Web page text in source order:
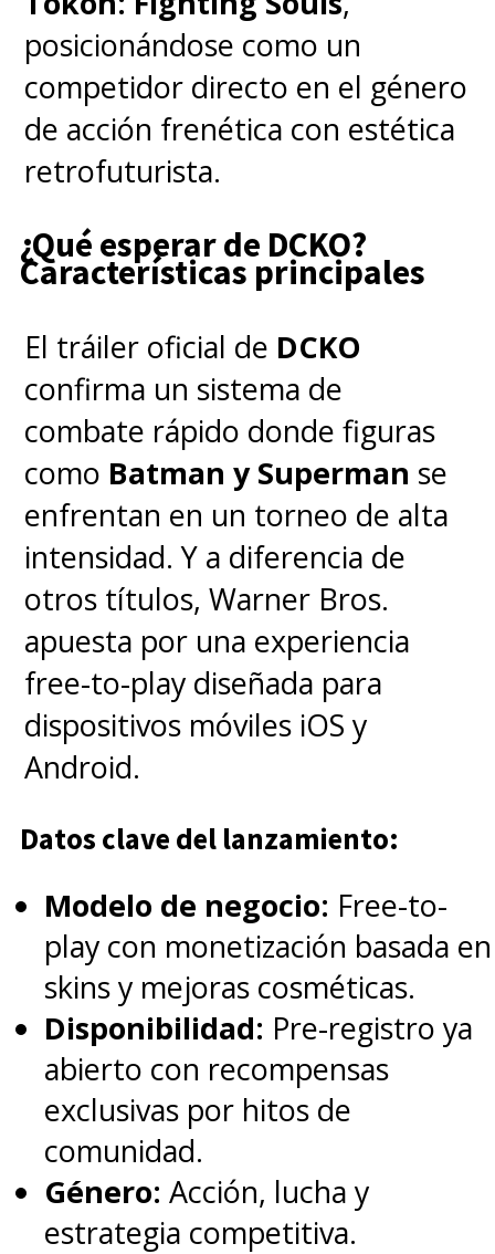
posicionándose como un
competidor directo en el género
de acción frenética con estética
retrofuturista.
¿Qué esperar de DCKO?
Características principales
El tráiler oficial de DCKO
confirma un sistema de
combate rápido donde figuras
como Batman y Superman se
enfrentan en un torneo de alta
intensidad. Y a diferencia de
otros títulos, Warner Bros.
apuesta por una experiencia
free-to-play diseñada para
dispositivos móviles iOS y
Android.
Datos clave del lanzamiento:
Modelo de negocio: Free-to-
play con monetización basada en
skins y mejoras cosméticas.
Disponibilidad: Pre-registro ya
abierto con recompensas
exclusivas por hitos de
comunidad.
Género: Acción, lucha y
estrategia competitiva.